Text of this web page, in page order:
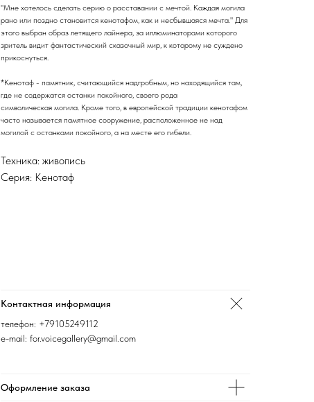
"Мне хотелось сделать серию о расставании с мечтой. Каждая могила
рано или поздно становится кенотафом, как и несбывшаяся мечта." Для
этого выбран образ летящего лайнера, за иллюминаторами которого
зритель видит фантастический сказочный мир, к которому не суждено
прикоснуться.
*Кенотаф - памятник, считающийся надгробным, но находящийся там,
где не содержатся останки покойного, своего рода
символическая могила. Кроме того, в европейской традиции кенотафом
часто называется памятное сооружение, расположенное не над
могилой с останками покойного, а на месте его гибели.
Техника: живопись
Серия: Кенотаф
Контактная информация
телефон: +79105249112
e-mail: for.voicegallery@gmail.com
Оформление заказа